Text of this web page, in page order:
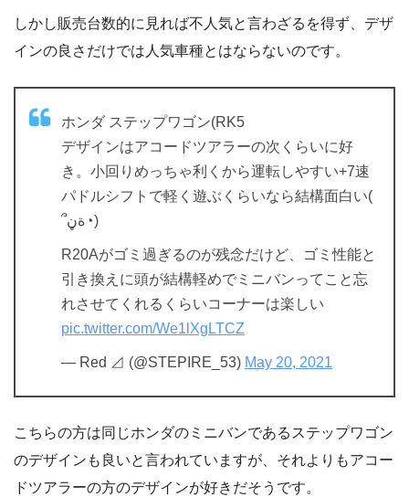
しかし販売台数的に見れば不人気と言わざるを得ず、デザ
インの良さだけでは人気車種とはならないのです。
ホンダ ステップワゴン(RK5
デザインはアコードツアラーの次くらいに好
き。小回りめっちゃ利くから運転しやすい+7速
パドルシフトで軽く遊ぶくらいなら結構面白い(
՞ةڼ◔)
R20Aがゴミ過ぎるのが残念だけど、ゴミ性能と
引き換えに頭が結構軽めでミニバンってこと忘
れさせてくれるくらいコーナーは楽しい
pic.twitter.com/We1lXgLTCZ
— Red ⊿ (@STEPIRE_53) May 20, 2021
こちらの方は同じホンダのミニバンであるステップワゴン
のデザインも良いと言われていますが、それよりもアコー
ドツアラーの方のデザインが好きだそうです。